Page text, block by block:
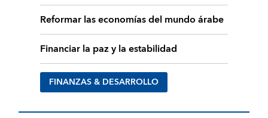
Reformar las economías del mundo árabe
Financiar la paz y la estabilidad
FINANZAS & DESARROLLO